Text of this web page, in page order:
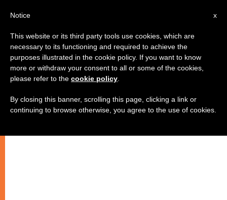
x
Notice
This website or its third party tools use cookies, which are
necessary to its functioning and required to achieve the
purposes illustrated in the cookie policy. If you want to know
more or withdraw your consent to all or some of the cookies,
please refer to the cookie policy
By closing this banner, scrolling this page, clicking a link or
continuing to browse otherwise, you agree to the use of cookies.